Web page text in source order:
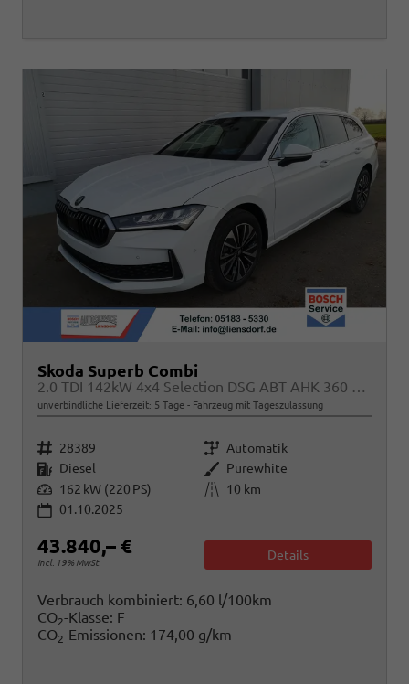
Skoda Superb Combi
2.0 TDI 142kW 4x4 Selection DSG ABT AHK 360 Head Up
unverbindliche Lieferzeit: 5 Tage Fahrzeug mit Tageszulassung
Fahrzeugnr. 28389 Getriebe Automatik
Kraftstoff Diesel Außenfarbe Purewhite
Leistung 162 kW (220 PS) Kilometerstand
10 km
01.10.2025
43.840,– €
incl. 19% MwSt.
Details
Verbrauch kombiniert: 6,60 l/100km
CO2-Klasse: F
CO2-Emissionen: 174,00 g/km